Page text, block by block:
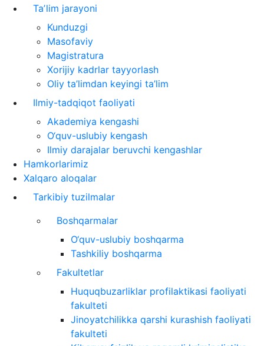
Taʼlim jarayoni
Kunduzgi
Masofaviy
Magistratura
Xorijiy kadrlar tayyorlash
Oliy ta’limdan keyingi ta’lim
Ilmiy-tadqiqot faoliyati
Akademiya kengashi
O‘quv-uslubiy kengash
Ilmiy darajalar beruvchi kengashlar
Hamkorlarimiz
Xalqaro aloqalar
Tarkibiy tuzilmalar
Boshqarmalar
O‘quv-uslubiy boshqarma
Tashkiliy boshqarma
Fakultetlar
Huquqbuzarliklar profilaktikasi faoliyati
fakulteti
Jinoyatchilikka qarshi kurashish faoliyati
fakulteti